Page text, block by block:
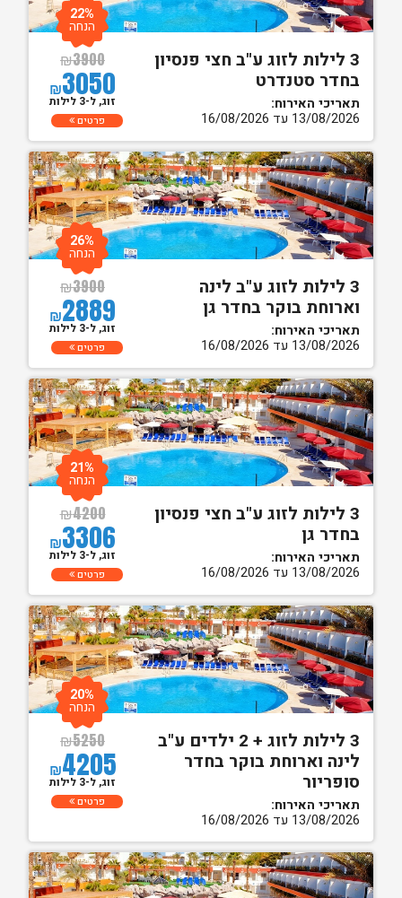
3 לילות לזוג ע"ב חצי פנסיון
בחדר סטנדרט
תאריכי האירוח:
13/08/2026 עד 16/08/2026
₪3900
₪3050
22%
הנחה
זוג, ל-3 לילות
פרטים
3 לילות לזוג ע"ב לינה
וארוחת בוקר בחדר גן
תאריכי האירוח:
13/08/2026 עד 16/08/2026
₪3900
₪2889
26%
הנחה
זוג, ל-3 לילות
פרטים
3 לילות לזוג ע"ב חצי פנסיון
בחדר גן
תאריכי האירוח:
13/08/2026 עד 16/08/2026
₪4200
₪3306
21%
הנחה
זוג, ל-3 לילות
פרטים
3 לילות לזוג + 2 ילדים ע"ב
לינה וארוחת בוקר בחדר
סופריור
תאריכי האירוח:
13/08/2026 עד 16/08/2026
₪5250
₪4205
20%
הנחה
זוג, ל-3 לילות
פרטים